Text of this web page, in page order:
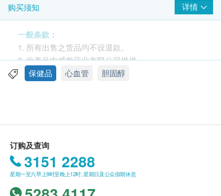
产地
美国
有效期
18个月
包装
120粒
产品详情
欧美多份临床报告証实，
水溶性纤维的食物如麦皮、燕麦及含奥米加 3
(Omega 3) 不饱和脂肪酸的食物如果仁、三文鱼、吞
购买须知 详情
一般条款：
1. 所有出售之货品均不设退款。
2. 此产品由威发药业有限公司提供。
3. 如有任何争议，威发药业有限公司及健康网购
（不包括需入仓等附加费）。每张订单账单总额未满
HK$300需附加HK$30运费。(该费用并不包括任何运
输附加费)。
2. 我们将於确定订单後3-5个工作天内安排发货。
保健品 心血管 胆固醇
订购及查询
3151 2288
星期一至六早上9时至晚上12时; 星期日及公众假期休息